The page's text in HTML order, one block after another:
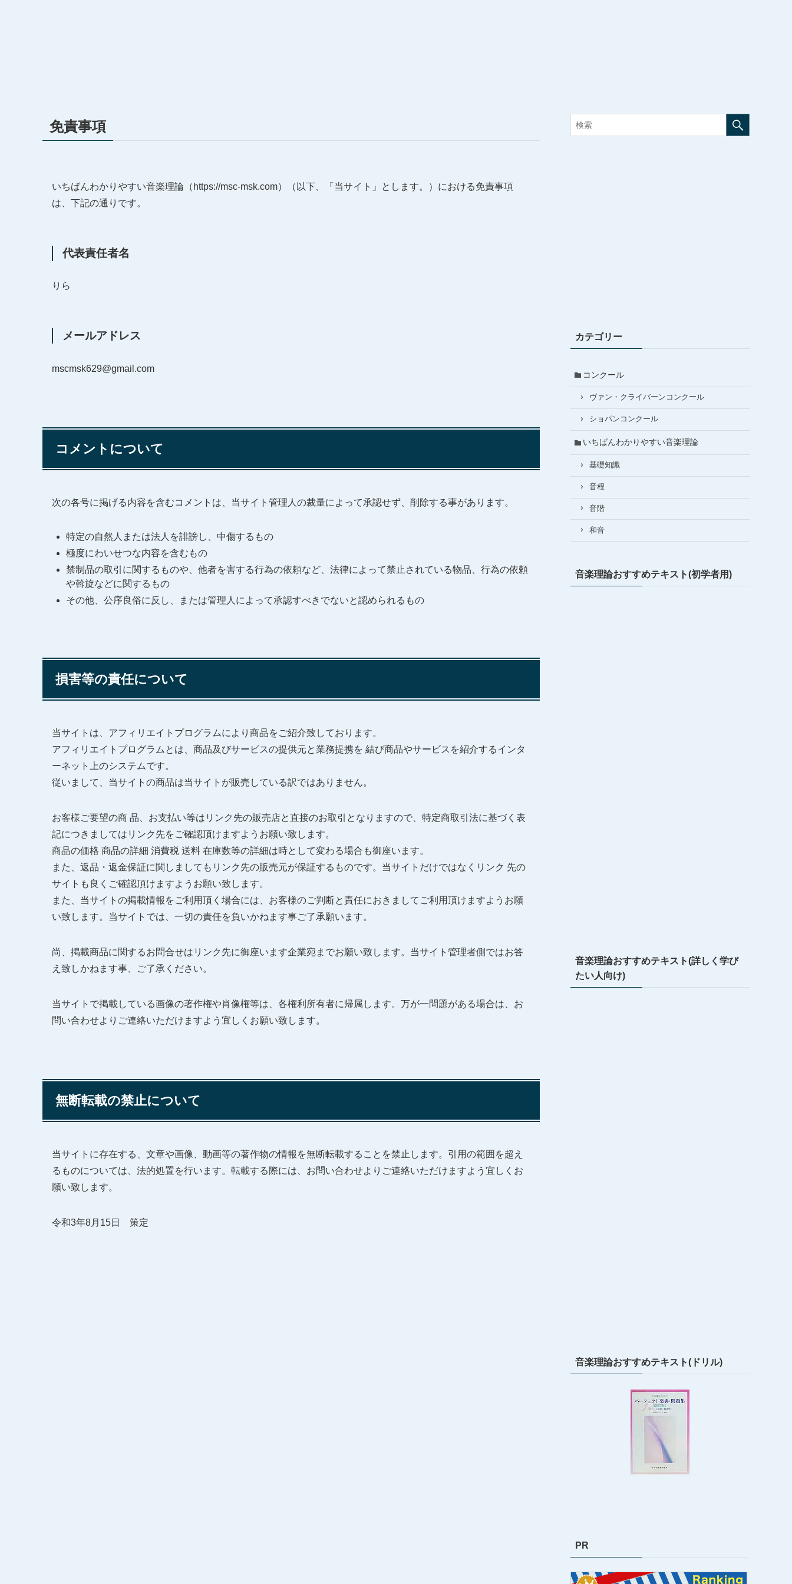
免責事項
いちばんわかりやすい音楽理論（https://msc-msk.com）（以下、「当サイト」とします。）における免責事項
は、下記の通りです。
代表責任者名
りら
メールアドレス
mscmsk629@gmail.com
コメントについて
次の各号に掲げる内容を含むコメントは、当サイト管理人の裁量によって承認せず、削除する事があります。
特定の自然人または法人を誹謗し、中傷するもの
極度にわいせつな内容を含むもの
禁制品の取引に関するものや、他者を害する行為の依頼など、法律によって禁止されている物品、行為の依頼
や斡旋などに関するもの
その他、公序良俗に反し、または管理人によって承認すべきでないと認められるもの
損害等の責任について
当サイトは、アフィリエイトプログラムにより商品をご紹介致しております。
アフィリエイトプログラムとは、商品及びサービスの提供元と業務提携を 結び商品やサービスを紹介するインタ
ーネット上のシステムです。
従いまして、当サイトの商品は当サイトが販売している訳ではありません。
お客様ご要望の商 品、お支払い等はリンク先の販売店と直接のお取引となりますので、特定商取引法に基づく表
記につきましてはリンク先をご確認頂けますようお願い致します。
商品の価格 商品の詳細 消費税 送料 在庫数等の詳細は時として変わる場合も御座います。
また、返品・返金保証に関しましてもリンク先の販売元が保証するものです。当サイトだけではなくリンク 先の
サイトも良くご確認頂けますようお願い致します。
また、当サイトの掲載情報をご利用頂く場合には、お客様のご判断と責任におきましてご利用頂けますようお願
い致します。当サイトでは、一切の責任を負いかねます事ご了承願います。
尚、掲載商品に関するお問合せはリンク先に御座います企業宛までお願い致します。当サイト管理者側ではお答
え致しかねます事、ご了承ください。
当サイトで掲載している画像の著作権や肖像権等は、各権利所有者に帰属します。万が一問題がある場合は、お
問い合わせよりご連絡いただけますよう宜しくお願い致します。
無断転載の禁止について
当サイトに存在する、文章や画像、動画等の著作物の情報を無断転載することを禁止します。引用の範囲を超え
るものについては、法的処置を行います。転載する際には、お問い合わせよりご連絡いただけますよう宜しくお
願い致します。
令和3年8月15日 策定
カテゴリー
コンクール
ヴァン・クライバーンコンクール
ショパンコンクール
いちばんわかりやすい音楽理論
基礎知識
音程
音階
和音
音楽理論おすすめテキスト(初学者用)
音楽理論おすすめテキスト(詳しく学び
たい人向け)
音楽理論おすすめテキスト(ドリル)